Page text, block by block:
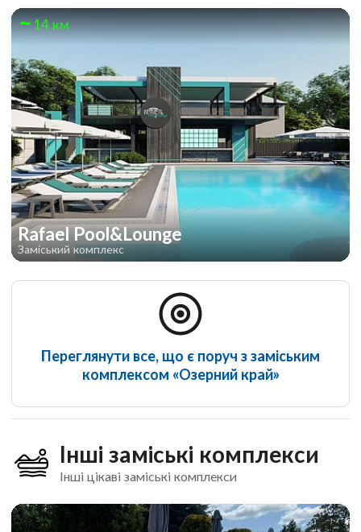
14 км
Rafael Pool&Lounge
Заміський комплекс
Переглянути все, що є поруч з заміським
комплексом «Озерний край»
Інші заміські комплекси
Інші цікаві заміські комплекси